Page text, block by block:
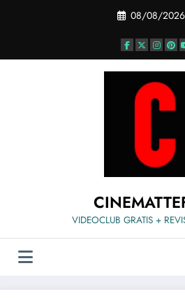
08/08/2026
VIDEOCLUB GRATIS +